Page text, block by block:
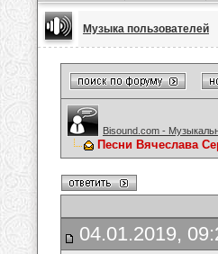
Музыка пользователей
Bisound.com -
Песни Вячеслава
04.01.2019,